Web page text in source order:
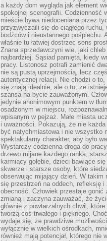
a każdy dom wygląda jak element
spokojnej scenografii. Codzienność
mieście bywa niedoceniana przez
przyzwyczaili się do ciągłego ruchu,
bodźców i nieustannego pośpiechu.
właśnie tu łatwiej dostrzec sens
Znana sprzedawczyni wie, jaki chleb
najbardziej. Sąsiad pamięta, kiedy
pracy. Listonosz potrafi zamienić
nie są pustą uprzejmością, lecz
autentycznej relacji. Nie chodzi o
się znają idealnie, ale o to, że
szansa na bycie zauważonym.
jedynie anonimowym punktem w
osadzonym w miejscu,
wpisanym w pejzaż. Małe miasta
i uważności. Pokazują, że nie
być natychmiastowa i nie wszystko
spektakularny charakter, aby było
Wystarczy codzienna droga do
drzewo mijane każdego ranka,
karmiący gołębie, dzieci bawiące
skwerze i starsze osoby, które
obserwując mijający dzień. W takim
się przestrzeń na oddech, refleksję i
obecność. Człowiek przestaje gonić
zmianą i zaczyna zauważać, że
głównie z powtarzalnych chwil, które
tworzą coś trwałego i pięknego.
wydaje się, że prawdziwe
wyłącznie w wielkich ośrodkach,
również mają potencjał, którego nie